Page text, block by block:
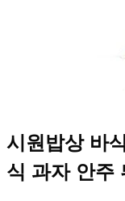
시원밥상 바
식 과자 안주